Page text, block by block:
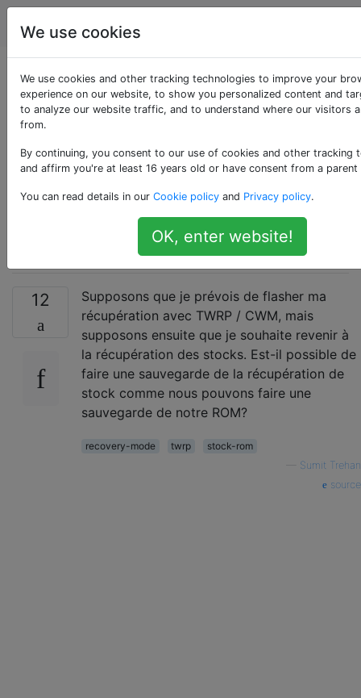
Android
Pouvons-nous
sauvegarder le stock
recovery.img de
quelque façon que ce
12
Supposons que je prévois de flasher ma
récupération avec TWRP / CWM, mais
supposons ensuite que je souhaite revenir à
la récupération des stocks. Est-il possible de
faire une sauvegarde de la récupération de
stock comme nous pouvons faire une
sauvegarde de notre ROM?
recovery-mode twrp
stock-rom
Sumit Trehan
source
We use cookies
We use cookies and other tracking technologies to improve your
experience on our website, to show you personalized content and
to analyze our website traffic, and to understand where our visitors
from.
By continuing, you consent to our use of cookies and other tracking
and affirm you're at least 16 years old or have consent from a parent
You can read details in our Cookie policy and Privacy policy.
OK, enter website!